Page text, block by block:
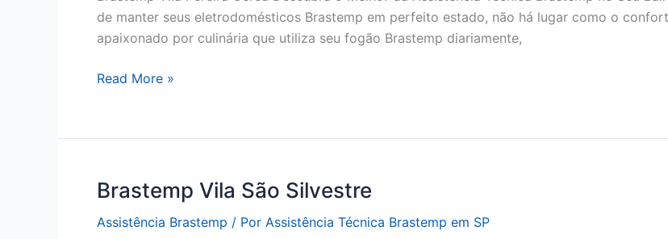
de manter seus eletrodomésticos Brastemp em perfeito estado, não há lugar como o
apaixonado por culinária que utiliza seu fogão Brastemp diariamente,
Brastemp
Cerca
Read More »
Brastemp Vila São Silvestre
Assistência Brastemp / Por Assistência Técnica Brastemp em SP